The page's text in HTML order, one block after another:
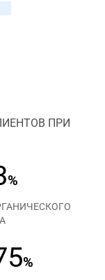
ПРИ
%
%